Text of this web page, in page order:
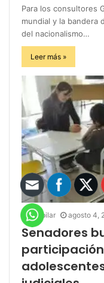
Para los consultores
mundial y la bandera
del nacionalismo…
Leer más »
infopilar agosto 4,
Senadores